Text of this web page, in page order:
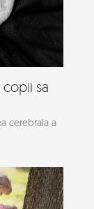
sa
cerebrala a